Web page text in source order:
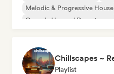
Melodic & Progressive House
Organic House / Downtempo
Playlist